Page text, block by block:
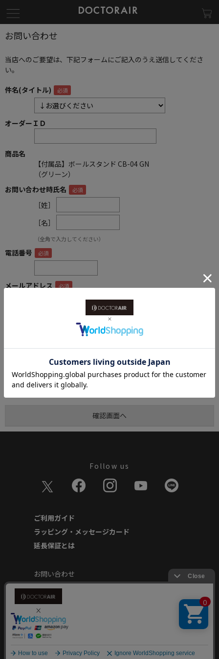
お問い合わせ
当店へのご要望は、下記フォームにご記入のうえ送信してくださ
い。
件名(タイトル)
オーダーＩＤ
商品名
【付属品】ボールスタンド CB-04 GN
（グリーン）
お問い合わせ時氏名
［姓］
［名］
（全角で入力してください）
電話番号
メールアドレス
Follow us
ご利用ガイド
ラッピング・メッセージカード
延長保証とは
お問い合わせ
個人情報の取り扱いについて
特定商取引に基づく表記
商品延長保証規約
安心してご使用いただくために
Copyright © Dream Factory Inc. All rights reserved.